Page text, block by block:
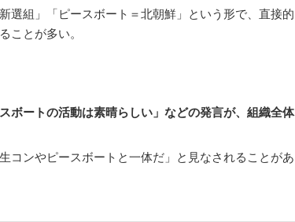
選組」「ピースボート＝北朝鮮」という形で、直接的
ことが多い。
ボートの活動は素晴らしい」などの発言が、組織全体
コンやピースボートと一体だ」と見なされることがあ